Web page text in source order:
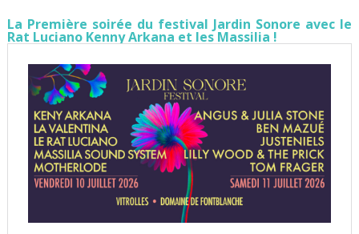
La Première soirée du festival Jardin Sonore avec le
Rat Luciano Kenny Arkana et les Massilia !